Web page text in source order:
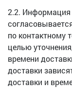
2.2. Информация
по контактному
целью
времени
доставки
доставки и